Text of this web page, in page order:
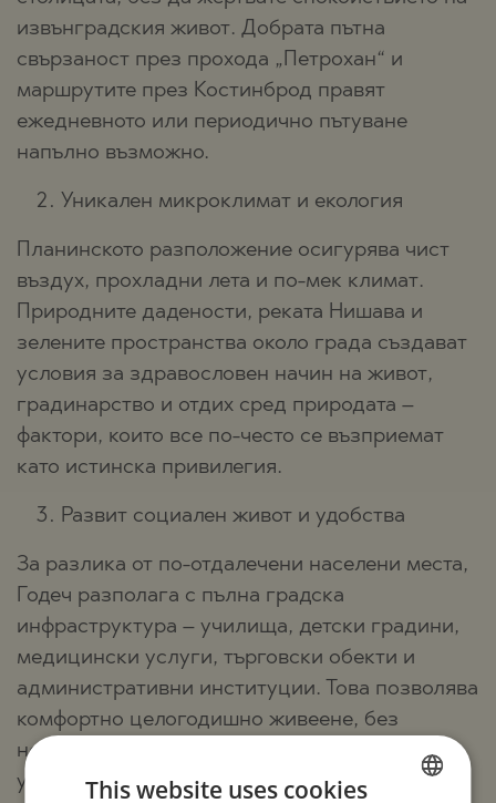
извънградския живот. Добрата пътна
свързаност през прохода „Петрохан“ и
маршрутите през Костинброд правят
ежедневното или периодично пътуване
напълно възможно.
Уникален микроклимат и екология
Планинското разположение осигурява чист
въздух, прохладни лета и по-мек климат.
Природните дадености, реката Нишава и
зелените пространства около града създават
условия за здравословен начин на живот,
градинарство и отдих сред природата –
фактори, които все по-често се възприемат
като истинска привилегия.
Развит социален живот и удобства
За разлика от по-отдалечени населени места,
Годеч разполага с пълна градска
инфраструктура – училища, детски градини,
медицински услуги, търговски обекти и
административни институции. Това позволява
комфортно целогодишно живеене, без
необходимост от компромиси с ежедневните
удобства.This website uses cookies